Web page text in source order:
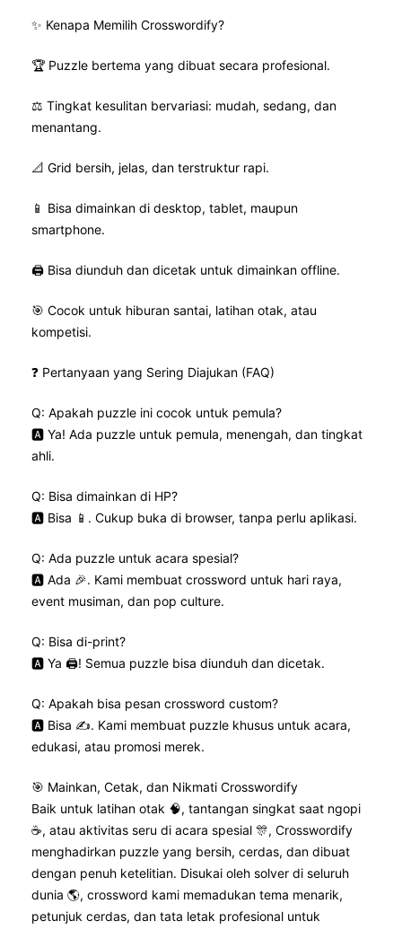
✨ Kenapa Memilih Crosswordify?
🏆 Puzzle bertema yang dibuat secara profesional.
⚖️ Tingkat kesulitan bervariasi: mudah, sedang, dan
menantang.
📐 Grid bersih, jelas, dan terstruktur rapi.
📱 Bisa dimainkan di desktop, tablet, maupun
smartphone.
🖨️ Bisa diunduh dan dicetak untuk dimainkan offline.
🎯 Cocok untuk hiburan santai, latihan otak, atau
kompetisi.
❓ Pertanyaan yang Sering Diajukan (FAQ)
Q: Apakah puzzle ini cocok untuk pemula?
🅰️ Ya! Ada puzzle untuk pemula, menengah, dan tingkat
ahli.
Q: Bisa dimainkan di HP?
🅰️ Bisa 📱. Cukup buka di browser, tanpa perlu aplikasi.
Q: Ada puzzle untuk acara spesial?
🅰️ Ada 🎉. Kami membuat crossword untuk hari raya,
event musiman, dan pop culture.
Q: Bisa di-print?
🅰️ Ya 🖨️! Semua puzzle bisa diunduh dan dicetak.
Q: Apakah bisa pesan crossword custom?
🅰️ Bisa ✍️. Kami membuat puzzle khusus untuk acara,
edukasi, atau promosi merek.
🎯 Mainkan, Cetak, dan Nikmati Crosswordify
Baik untuk latihan otak 🧠, tantangan singkat saat ngopi
☕, atau aktivitas seru di acara spesial 🎊, Crosswordify
menghadirkan puzzle yang bersih, cerdas, dan dibuat
dengan penuh ketelitian. Disukai oleh solver di seluruh
dunia 🌎, crossword kami memadukan tema menarik,
petunjuk cerdas, dan tata letak profesional untuk